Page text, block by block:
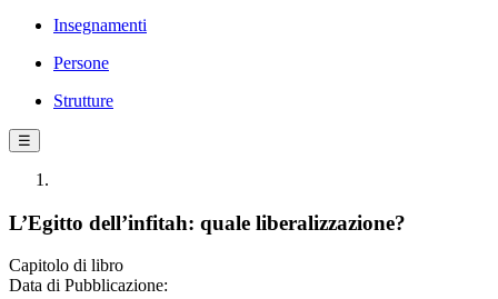
Insegnamenti
Persone
Strutture
☰
L’Egitto dell’infitah: quale liberalizzazione?
Capitolo di libro
Data di Pubblicazione: